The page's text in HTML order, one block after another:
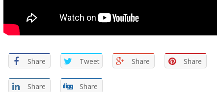
Share Tweet Share Share
Share Share